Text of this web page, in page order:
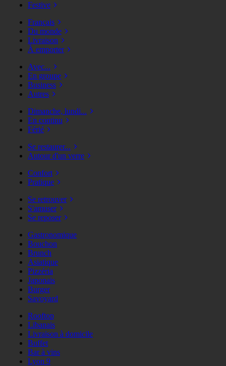
Festive
Français
Du monde
Livraison
À emporter
Avec...
En groupe
Business
Autres
Dimanche, lundi...
En continu
Férié
Se restaurer...
Autour d'un verre
Confort
Pratique
Se retrouver
S'amuser
Se reposer
Gastronomique
Bouchon
Brunch
Asiatique
Pizzéria
Japonais
Burger
Savoyard
Rooftop
Libanais
Livraison à domicile
Buffet
Bar à vins
Lyon 9